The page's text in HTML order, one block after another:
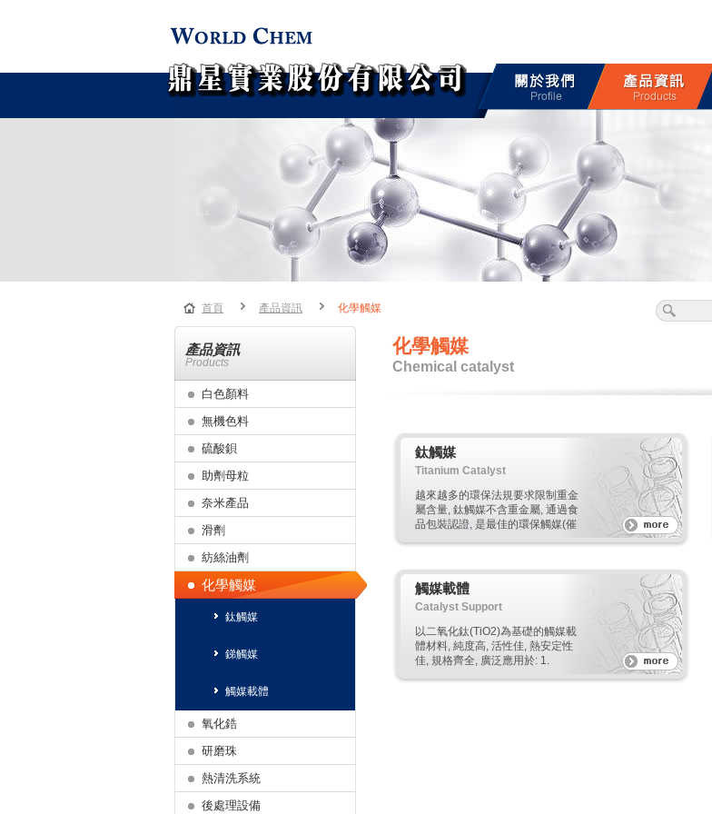
首頁 產品資訊 化學觸媒
產品資訊
Products
白色顏料
無機色料
硫酸鋇
助劑母粒
奈米產品
滑劑
紡絲油劑
化學觸媒
鈦觸媒
銻觸媒
觸媒載體
氧化鋯
研磨珠
熱清洗系統
後處理設備
化學觸媒
Chemical catalyst
鈦觸媒
Titanium Catalyst
越來越多的環保法規要求限制重金
屬含量, 鈦觸媒不含重金屬, 通過食
品包裝認證, 是最佳的環保觸媒(催
廠也可提供技術協助製程參數設
定。
觸媒載體
Catalyst Support
以二氧化鈦(TiO2)為基礎的觸媒載
體材料, 純度高, 活性佳, 熱安定性
佳, 規格齊全, 廣泛應用於: 1.